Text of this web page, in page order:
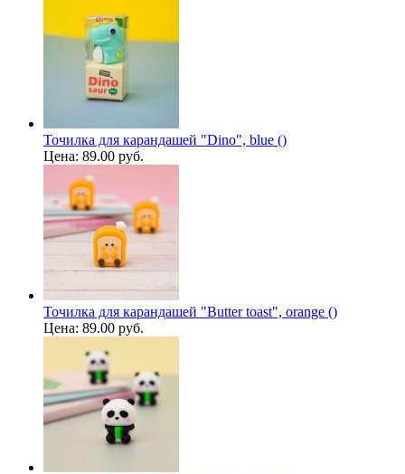
Точилка для карандашей "Dino", blue ()
Цена: 89.00 руб.
Точилка для карандашей "Butter toast", orange ()
Цена: 89.00 руб.